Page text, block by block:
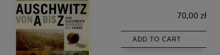
70,00 zł
ADD TO CART